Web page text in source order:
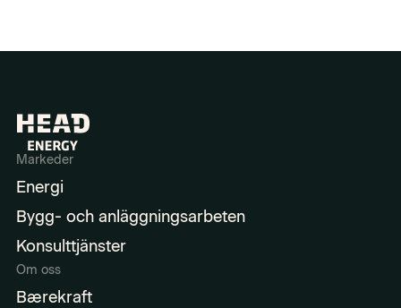
Markeder
Energi
Bygg- och anläggningsarbeten
Konsulttjänster
Om oss
Bærekraft